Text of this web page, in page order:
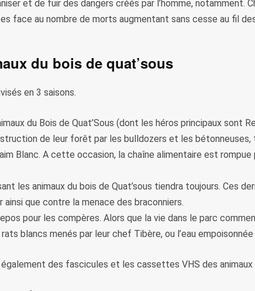
et de fuir des dangers créés par l’homme,
face au nombre de morts augmentant sans cesse au fil
du bois de quat’sous
en 3 saisons.
du Bois de Quat’Sous (dont les héros principaux sont
de leur forêt par les bulldozers et les
Blanc. A cette occasion, la chaîne alimentaire est rompue
les animaux du bois de Quat’sous tiendra toujours. Ces
que contre la menace des braconniers.
pour les compères. Alors que la vie dans le parc
blancs menés par leur chef Tibère, ou l’eau
des fascicules et les cassettes VHS des animaux